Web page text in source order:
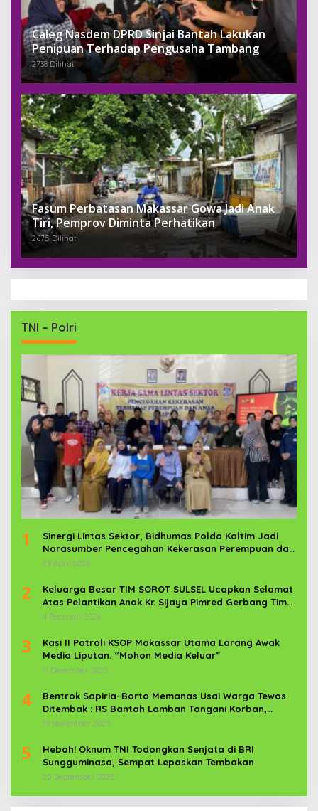
Caleg Nasdem DPRD Sinjai Bantah Lakukan
Penipuan Terhadap Pengusaha Tambang
2738 Dilihat
Fasum Perbatasan Makassar Gowa Jadi Anak
Tiri, Pemprov Diminta Perhatikan
2675 Dilihat
TNI – Polri
1
Sinergi Lintas Sektor, Bidhumas Polda Kaltim Jadi
Narasumber Pencegahan Kekerasan Perempuan dan
Anak
29 April 2026
2
Keluarga Besar TIM SOROT SULSEL Ucapkan Selamat
Atas Pelantikan Anak Kr. Sijaya Pimred Gerbang Timur
News Com Sebagai Prajurit TNI
4 Februari 2026
3
Kasi II Patroli KSOP Makassar Utama Larang Awak
Media Liputan. “Mohon Media Keluar”
11 Desember 2025
4
Bentrok Sapiria–Borta Memanas Usai Warga Tewas
Ditembak : RS Bantah Lamban Tangani Korban,
Aparat TNI-POLRI Dikerahkan
19 November 2025
5
Heboh! Oknum TNI Todongkan Senjata di BRI
Sungguminasa, Sempat Lepaskan Tembakan
25 September 2025